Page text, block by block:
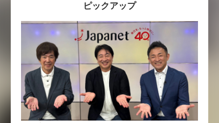
ピックアップ